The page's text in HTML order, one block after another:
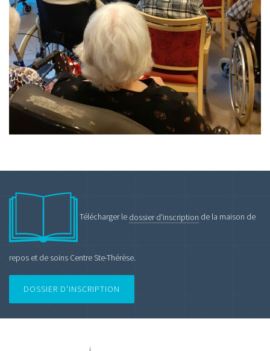
Télécharger le dossier d'inscription de la maison de
repos et de soins Centre Ste-Thérèse.
DOSSIER D'INSCRIPTION